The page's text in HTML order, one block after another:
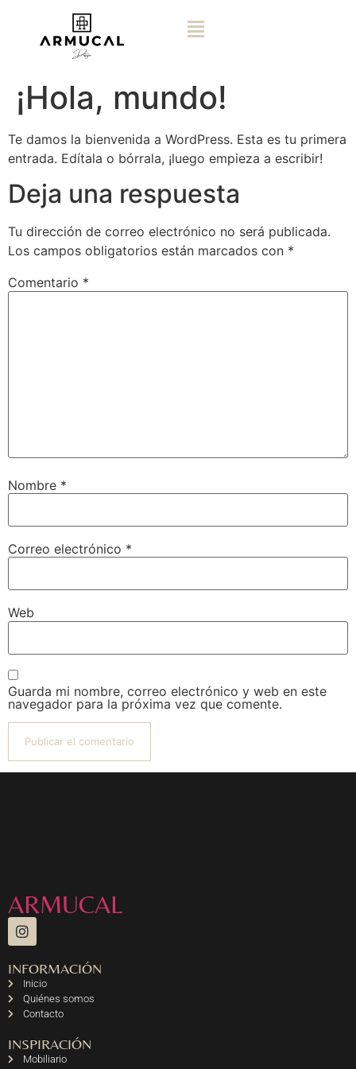
¡Hola, mundo!
Te damos la bienvenida a WordPress. Esta es tu primera
entrada. Edítala o bórrala, ¡luego empieza a escribir!
Deja una respuesta
Tu dirección de correo electrónico no será publicada.
Los campos obligatorios están marcados con *
Comentario *
Nombre *
Correo electrónico *
Web
Guarda mi nombre, correo electrónico y web en este
navegador para la próxima vez que comente.
ARMUCAL
INFORMACIÓN
Inicio
Quiénes somos
Contacto
INSPIRACIÓN
Mobiliario